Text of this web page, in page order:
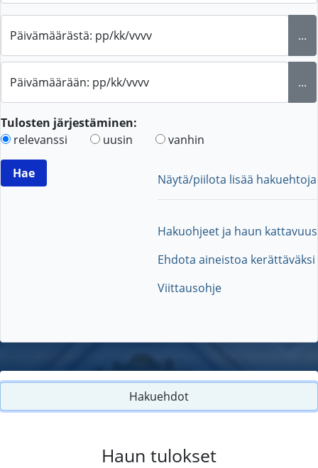
Päivämäärästä: pp/kk/vvvv ...
Päivämäärään: pp/kk/vvvv ...
Tulosten järjestäminen:
relevanssi
uusin vanhin
Näytä/piilota lisää hakuehtoja
Hakuohjeet ja haun kattavuus
Ehdota aineistoa kerättäväksi
Viittausohje
Hakuehdot
Haun tulokset